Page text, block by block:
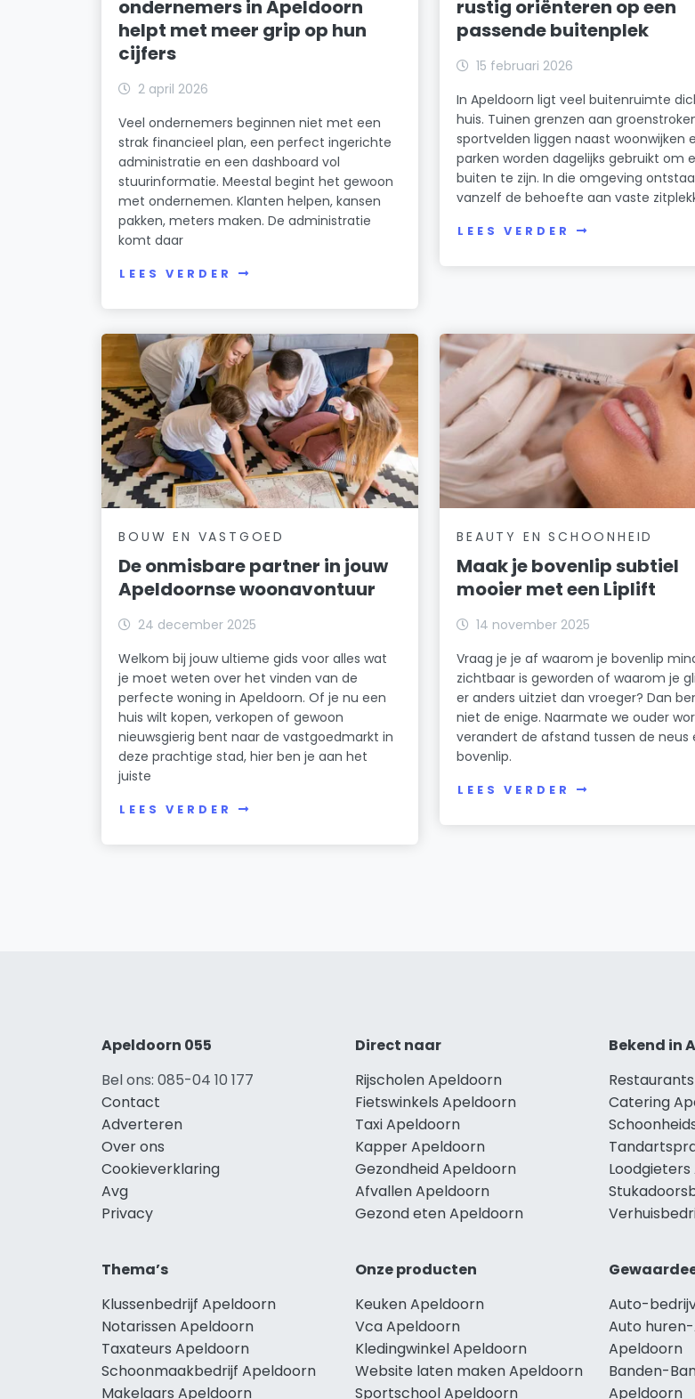
ondernemers in Apeldoorn
helpt met meer grip op hun
cijfers
2 april 2026
Veel ondernemers beginnen niet met een
strak financieel plan, een perfect ingerichte
administratie en een dashboard vol
stuurinformatie. Meestal begint het gewoon
met ondernemen. Klanten helpen, kansen
pakken, meters maken. De administratie
komt daar
LEES VERDER
rustig oriënteren op een
passende buitenplek
15 februari 2026
In Apeldoorn ligt veel buitenruimte
huis. Tuinen grenzen aan
sportvelden liggen naast woonwijken
parken worden dagelijks gebruikt om
buiten te zijn. In die omgeving
vanzelf de behoefte aan vaste
LEES VERDER
BOUW EN VASTGOED
De onmisbare partner in jouw
Apeldoornse woonavontuur
24 december 2025
Welkom bij jouw ultieme gids voor alles wat
je moet weten over het vinden van de
perfecte woning in Apeldoorn. Of je nu een
huis wilt kopen, verkopen of gewoon
nieuwsgierig bent naar de vastgoedmarkt in
deze prachtige stad, hier ben je aan het
juiste
LEES VERDER
BEAUTY EN SCHOONHEID
Maak je bovenlip subtiel
mooier met een Liplift
14 november 2025
Vraag je je af waarom je bovenlip
zichtbaar is geworden of waarom je
er anders uitziet dan vroeger? Dan
niet de enige. Naarmate we ouder
verandert de afstand tussen de neus
bovenlip.
LEES VERDER
Apeldoorn 055
Bel ons: 085-04 10 177
Contact
Adverteren
Over ons
Cookieverklaring
Avg
Privacy
Direct naar
Rijscholen Apeldoorn
Fietswinkels Apeldoorn
Taxi Apeldoorn
Kapper Apeldoorn
Gezondheid Apeldoorn
Afvallen Apeldoorn
Gezond eten Apeldoorn
Bekend in
Catering
Thema’s
Klussenbedrijf Apeldoorn
Notarissen Apeldoorn
Taxateurs Apeldoorn
Schoonmaakbedrijf Apeldoorn
Makelaars Apeldoorn
Onze producten
Keuken Apeldoorn
Vca Apeldoorn
Kledingwinkel Apeldoorn
Website laten maken Apeldoorn
Sportschool Apeldoorn
Auto-
Auto
Apeldoorn
Banden-
Apeldoorn